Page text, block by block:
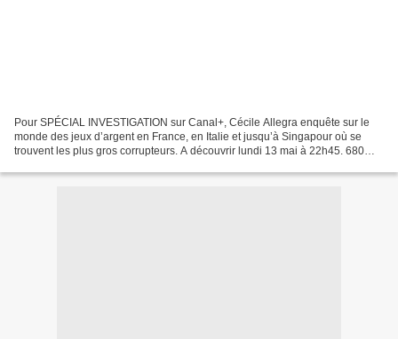
Pour SPÉCIAL INVESTIGATION sur Canal+, Cécile Allegra enquête sur le
monde des jeux d’argent en France, en Italie et jusqu’à Singapour où se
trouvent les plus gros corrupteurs. A découvrir lundi 13 mai à 22h45. 680